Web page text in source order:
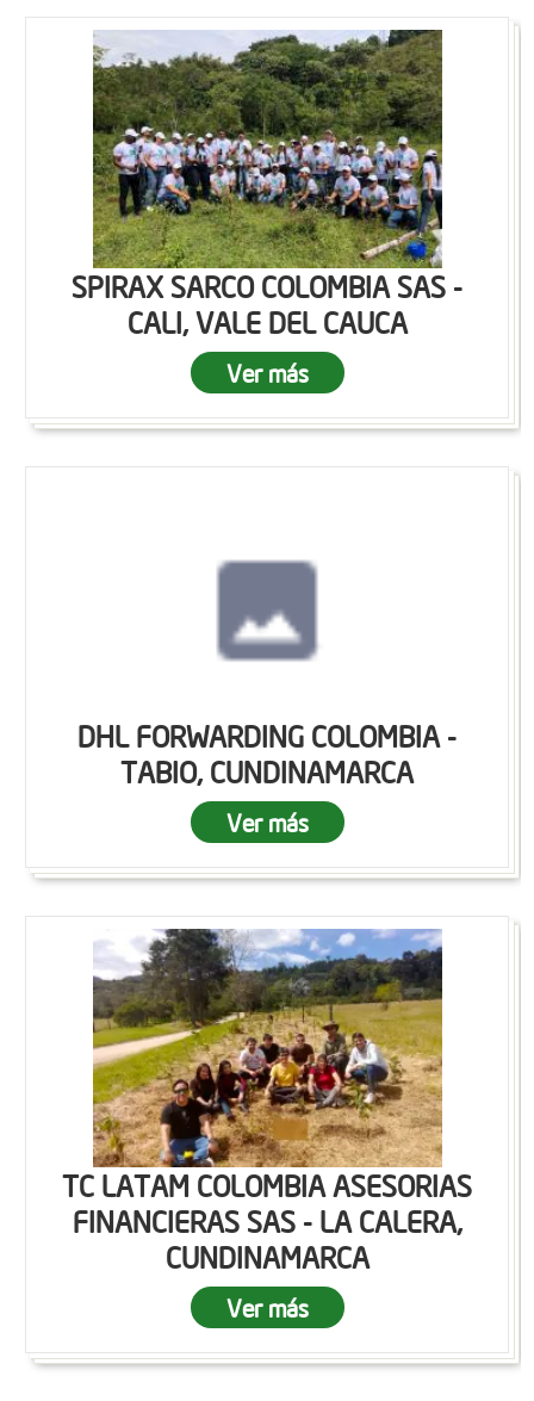
SPIRAX SARCO COLOMBIA SAS -
CALI, VALE DEL CAUCA
Ver más
DHL FORWARDING COLOMBIA -
TABIO, CUNDINAMARCA
Ver más
TC LATAM COLOMBIA ASESORIAS
FINANCIERAS SAS - LA CALERA,
CUNDINAMARCA
Ver más